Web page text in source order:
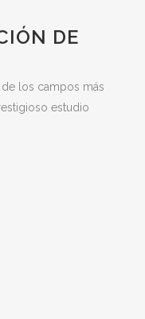
DE
los campos más
estudio